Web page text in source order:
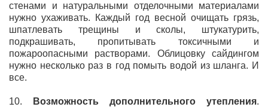
стенами и натуральными отделочными материалами
нужно ухаживать. Каждый год весной очищать грязь,
шпатлевать трещины и сколы, штукатурить,
подкрашивать, пропитывать токсичными и
пожароопасными растворами. Облицовку сайдингом
нужно несколько раз в год помыть водой из шланга. И
все.
10. Возможность дополнительного утепления.